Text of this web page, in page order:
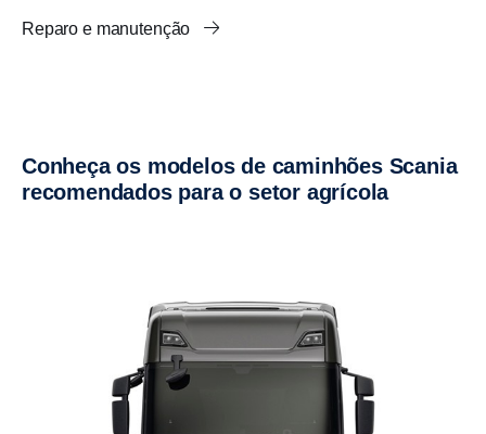
Reparo e manutenção
Conheça os modelos de caminhões Scania
recomendados para o setor agrícola